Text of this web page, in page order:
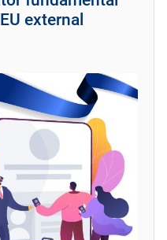
external